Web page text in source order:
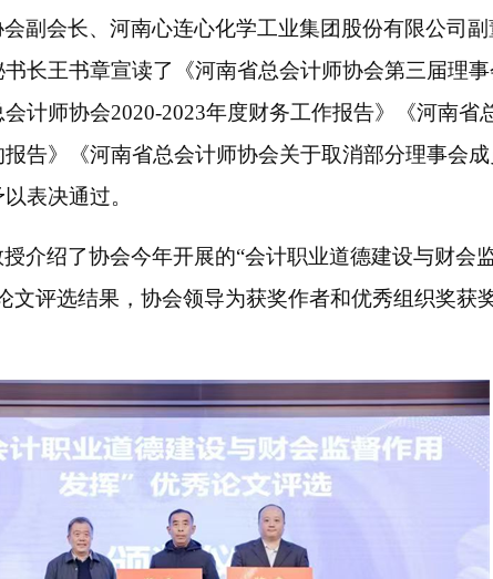
副会长、河南心连心化学工业集团股份有限公司
长王书章宣读了
《河南省总会计师协会第三届理
计师协会2020-2023年度财务工作报告》《河南省
告》《河南省总会计师协会关于取消部分理事会
表决通过。
介绍了协会今年开展的“会计职业道德建设与财会
文评选结果，协会领导为获奖作者和优秀组织奖获